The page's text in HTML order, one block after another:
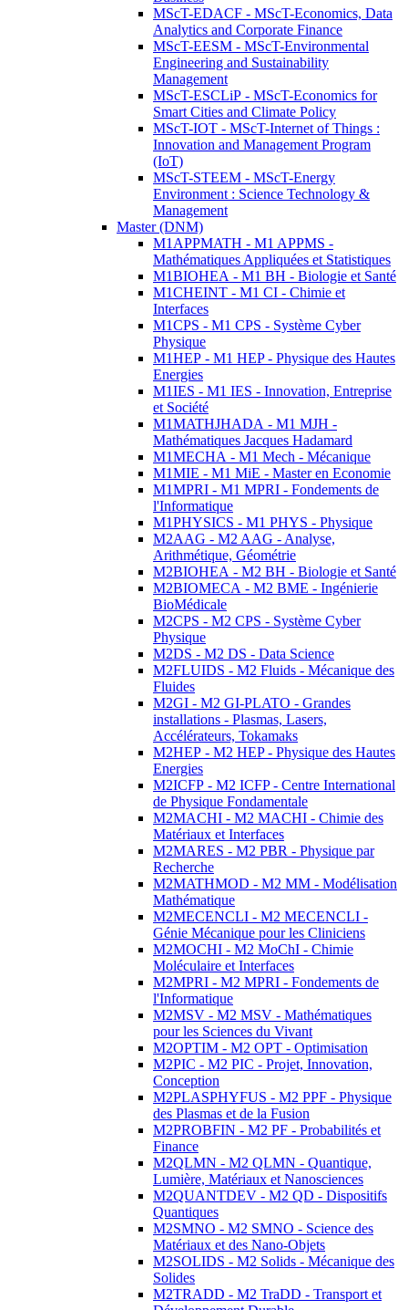
MScT-EDACF - MScT-Economics, Data
Analytics and Corporate Finance
MScT-EESM - MScT-Environmental
Engineering and Sustainability
Management
MScT-ESCLiP - MScT-Economics for
Smart Cities and Climate Policy
MScT-IOT - MScT-Internet of Things :
Innovation and Management Program
(IoT)
MScT-STEEM - MScT-Energy
Environment : Science Technology &
Management
Master (DNM)
M1APPMATH - M1 APPMS -
Mathématiques Appliquées et Statistiques
M1BIOHEA - M1 BH - Biologie et Santé
M1CHEINT - M1 CI - Chimie et
Interfaces
M1CPS - M1 CPS - Système Cyber
Physique
M1HEP - M1 HEP - Physique des Hautes
Energies
M1IES - M1 IES - Innovation, Entreprise
et Société
M1MATHJHADA - M1 MJH -
Mathématiques Jacques Hadamard
M1MECHA - M1 Mech - Mécanique
M1MIE - M1 MiE - Master en Economie
M1MPRI - M1 MPRI - Fondements de
l'Informatique
M1PHYSICS - M1 PHYS - Physique
M2AAG - M2 AAG - Analyse,
Arithmétique, Géométrie
M2BIOHEA - M2 BH - Biologie et Santé
M2BIOMECA - M2 BME - Ingénierie
BioMédicale
M2CPS - M2 CPS - Système Cyber
Physique
M2DS - M2 DS - Data Science
M2FLUIDS - M2 Fluids - Mécanique des
Fluides
M2GI - M2 GI-PLATO - Grandes
installations - Plasmas, Lasers,
Accélérateurs, Tokamaks
M2HEP - M2 HEP - Physique des Hautes
Energies
M2ICFP - M2 ICFP - Centre International
de Physique Fondamentale
M2MACHI - M2 MACHI - Chimie des
Matériaux et Interfaces
M2MARES - M2 PBR - Physique par
Recherche
M2MATHMOD - M2 MM - Modélisation
Mathématique
M2MECENCLI - M2 MECENCLI -
Génie Mécanique pour les Cliniciens
M2MOCHI - M2 MoChI - Chimie
Moléculaire et Interfaces
M2MPRI - M2 MPRI - Fondements de
l'Informatique
M2MSV - M2 MSV - Mathématiques
pour les Sciences du Vivant
M2OPTIM - M2 OPT - Optimisation
M2PIC - M2 PIC - Projet, Innovation,
Conception
M2PLASPHYFUS - M2 PPF - Physique
des Plasmas et de la Fusion
M2PROBFIN - M2 PF - Probabilités et
Finance
M2QLMN - M2 QLMN - Quantique,
Lumière, Matériaux et Nanosciences
M2QUANTDEV - M2 QD - Dispositifs
Quantiques
M2SMNO - M2 SMNO - Science des
Matériaux et des Nano-Objets
M2SOLIDS - M2 Solids - Mécanique des
Solides
M2TRADD - M2 TraDD - Transport et